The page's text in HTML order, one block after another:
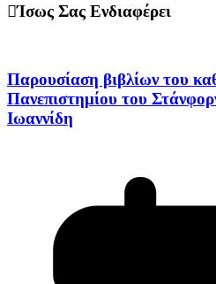
Ίσως Σας Ενδιαφέρει
Παρουσίαση βιβλίων του
Πανεπιστημίου του
Ιωαννίδη